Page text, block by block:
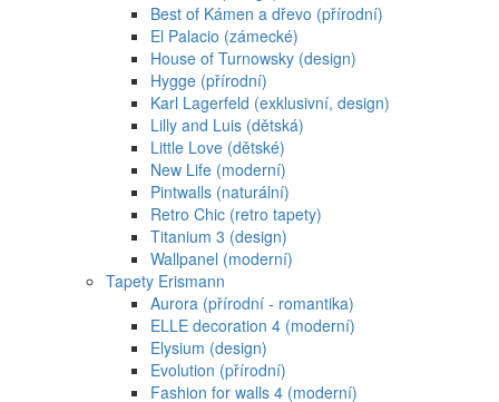
Best of Kámen a dřevo (přírodní)
El Palacio (zámecké)
House of Turnowsky (design)
Hygge (přírodní)
Karl Lagerfeld (exklusivní, design)
Lilly and Luis (dětská)
Little Love (dětské)
New Life (moderní)
Pintwalls (naturální)
Retro Chic (retro tapety)
Titanium 3 (design)
Wallpanel (moderní)
Tapety Erismann
Aurora (přírodní - romantika)
ELLE decoration 4 (moderní)
Elysium (design)
Evolution (přírodní)
Fashion for walls 4 (moderní)